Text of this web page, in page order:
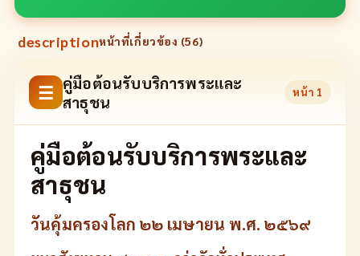
descriptionหน้าที่เกี่ยวข้อง (56)
☰ คู่มือต้อนรับบริการพระและ
สาธุชน
หน้า 1
คู่มือต้อนรับบริการพระและ
สาธุชน
วันคุ้มครองโลก ๒๒ เมษายน พ.ศ. ๒๕๖๙